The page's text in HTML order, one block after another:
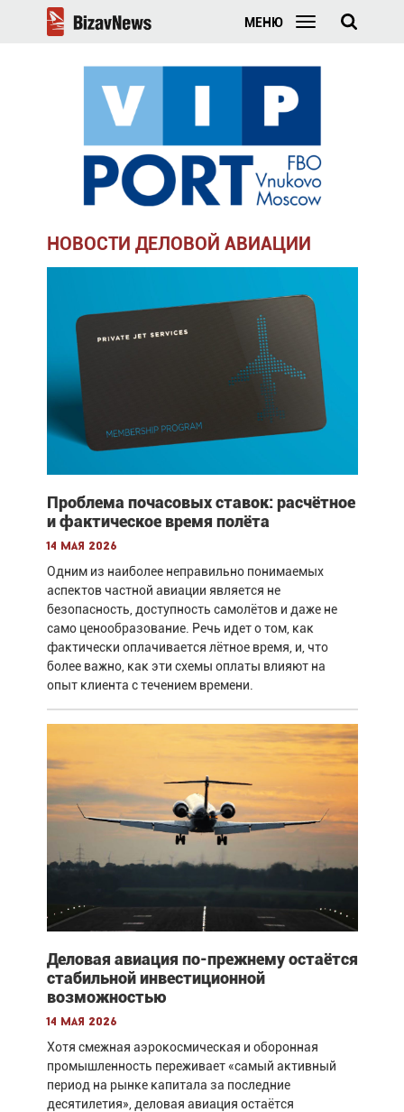
МЕНЮ
НОВОСТИ ДЕЛОВОЙ АВИАЦИИ
Проблема почасовых ставок: расчётное
и фактическое время полёта
14 мая 2026
Одним из наиболее неправильно понимаемых
аспектов частной авиации является не
безопасность, доступность самолётов и даже не
само ценообразование. Речь идет о том, как
фактически оплачивается лётное время, и, что
более важно, как эти схемы оплаты влияют на
опыт клиента с течением времени.
Деловая авиация по-прежнему остаётся
стабильной инвестиционной
возможностью
14 мая 2026
Хотя смежная аэрокосмическая и оборонная
промышленность переживает «самый активный
период на рынке капитала за последние
десятилетия», деловая авиация остаётся